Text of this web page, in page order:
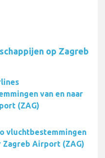
op Zagreb
van en naar
(ZAG)
vluchtbestemmingen
Zagreb Airport (ZAG)